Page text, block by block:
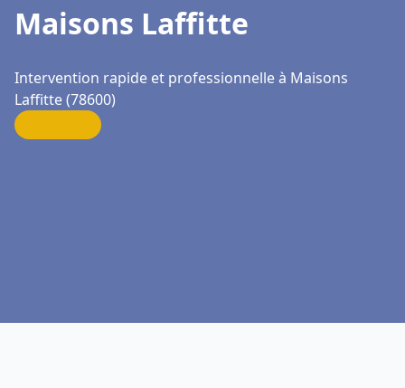
Maisons Laffitte
Intervention rapide et professionnelle à Maisons
Laffitte (78600)